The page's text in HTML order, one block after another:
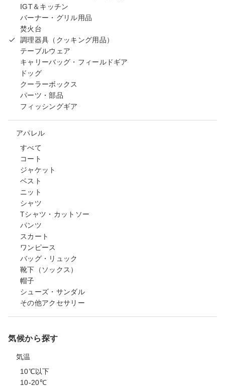
IGT＆キッチン
バーナー・グリル用品
焚火台
調理器具（クッキング用品）
テーブルウェア
キャリーバッグ・フィールドギア
ドッグ
クーラーボックス
パーツ・部品
フィッシングギア
アパレル
すべて
コート
ジャケット
ベスト
ニット
シャツ
Tシャツ・カットソー
パンツ
スカート
ワンピース
バッグ・リュック
靴下（ソックス）
帽子
シューズ・サンダル
その他アクセサリー
気候から探す
気温
10℃以下
10-20℃